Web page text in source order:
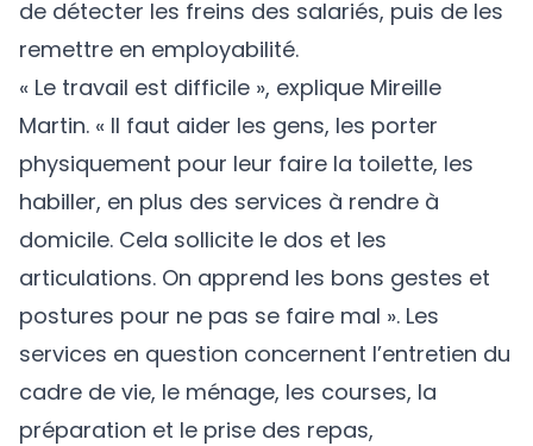
de détecter les freins des salariés, puis de les
remettre en employabilité.
« Le travail est difficile », explique Mireille
Martin. « Il faut aider les gens, les porter
physiquement pour leur faire la toilette, les
habiller, en plus des services à rendre à
domicile. Cela sollicite le dos et les
articulations. On apprend les bons gestes et
postures pour ne pas se faire mal ». Les
services en question concernent l’entretien du
cadre de vie, le ménage, les courses, la
préparation et le prise des repas,